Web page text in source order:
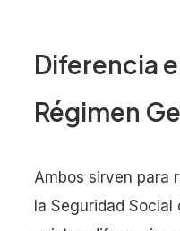
Diferencia
Régimen
Ambos sirven para
la Seguridad